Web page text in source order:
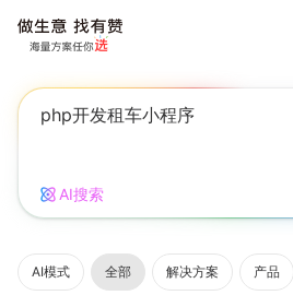
AI搜索
AI模式 全部 解决方案 产品